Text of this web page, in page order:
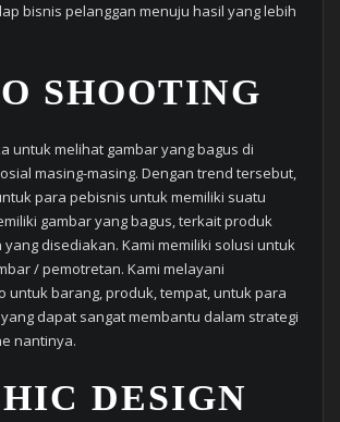
bisnis pelanggan menuju hasil yang lebih
SHOOTING
untuk melihat gambar yang bagus di
masing-masing. Dengan trend tersebut,
para pebisnis untuk memiliki suatu
gambar yang bagus, terkait produk
disediakan. Kami memiliki solusi untuk
/ pemotretan. Kami melayani
untuk barang, produk, tempat, untuk para
dapat sangat membantu dalam strategi
nantinya.
DESIGN